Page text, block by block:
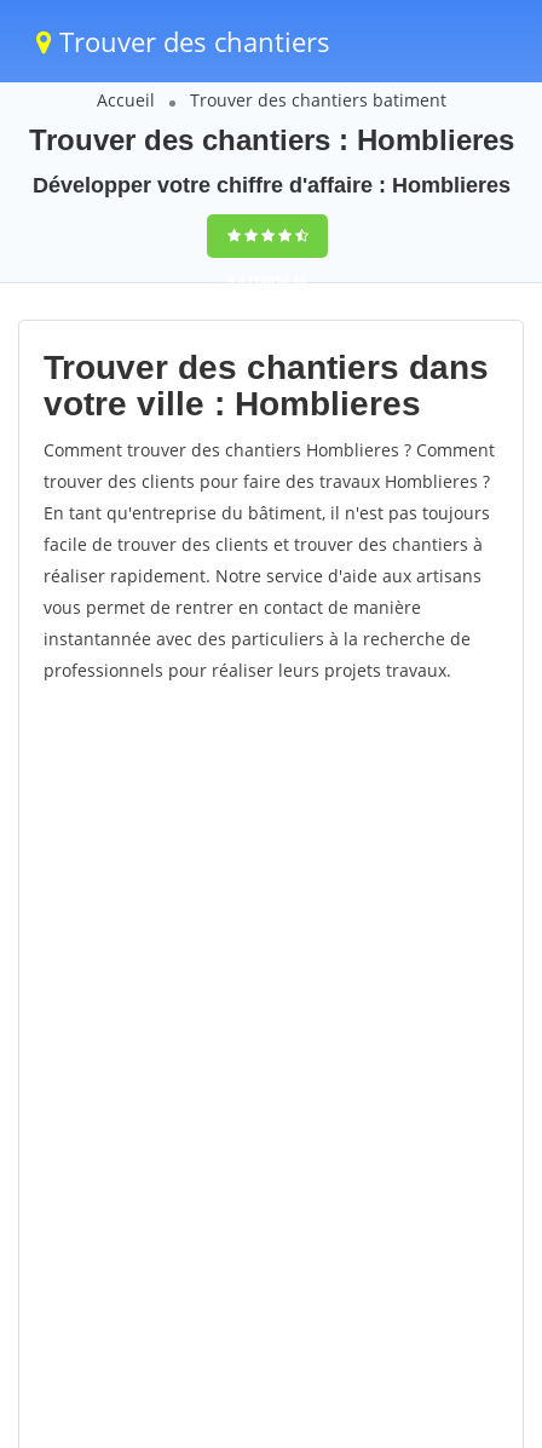
Trouver des chantiers
Accueil Trouver des chantiers batiment
Trouver des chantiers : Homblieres
Développer votre chiffre d'affaire : Homblieres
9,5(100%)40
votes
Trouver des chantiers dans
votre ville : Homblieres
Comment trouver des chantiers Homblieres ? Comment
trouver des clients pour faire des travaux Homblieres ?
En tant qu'entreprise du bâtiment, il n'est pas toujours
facile de trouver des clients et trouver des chantiers à
réaliser rapidement. Notre service d'aide aux artisans
vous permet de rentrer en contact de manière
instantannée avec des particuliers à la recherche de
professionnels pour réaliser leurs projets travaux.